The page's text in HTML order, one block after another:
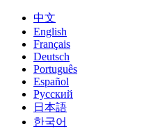
中文
English
Français
Deutsch
Português
Español
Русский
日本語
한국어